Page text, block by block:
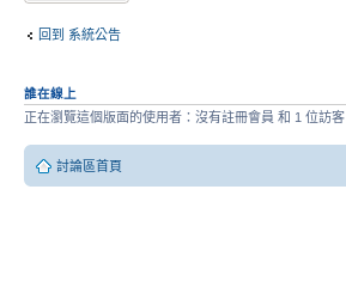
回到 系統公告
誰在線上
正在瀏覽這個版面的使用者：沒有註冊會員 和 1 位訪客
討論區首頁